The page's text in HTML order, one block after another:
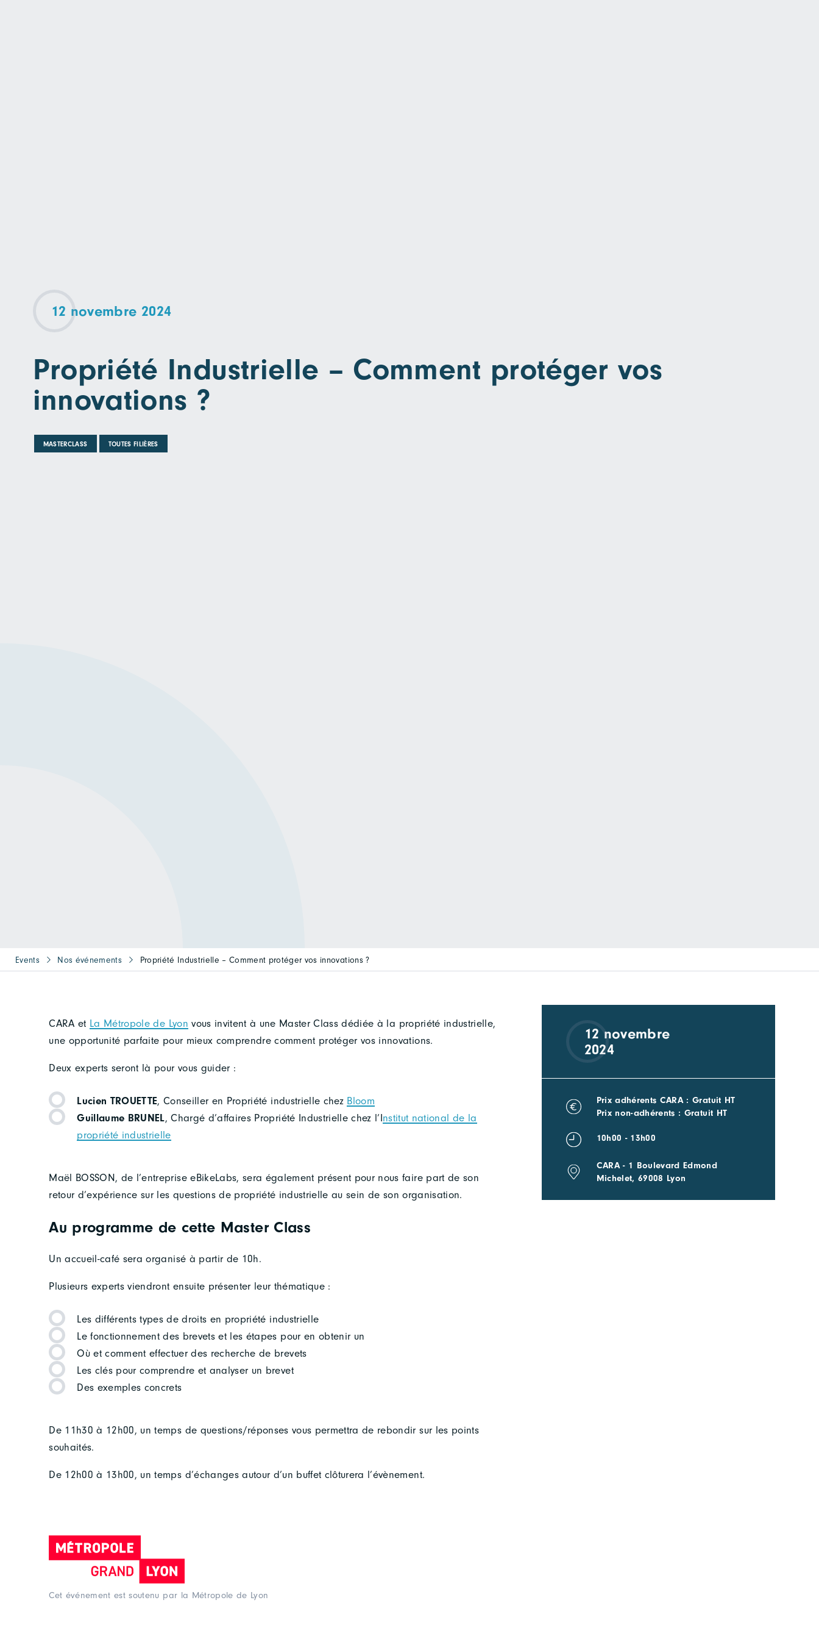
12 novembre 2024
Propriété Industrielle – Comment protéger vos
innovations ?
MASTERCLASS TOUTES FILIÈRES
Events Nos événements Propriété Industrielle – Comment protéger vos innovations ?
CARA et La Métropole de Lyon vous invitent à une Master Class dédiée à la propriété industrielle,
une opportunité parfaite pour mieux comprendre comment protéger vos innovations.
Deux experts seront là pour vous guider :
Lucien TROUETTE, Conseiller en Propriété industrielle chez Bloom
Guillaume BRUNEL, Chargé d’affaires Propriété Industrielle chez l’Institut national de la
propriété industrielle
Maël BOSSON, de l’entreprise eBikeLabs, sera également présent pour nous faire part de son
retour d’expérience sur les questions de propriété industrielle au sein de son organisation.
Au programme de cette Master Class
Un accueil-café sera organisé à partir de 10h.
Plusieurs experts viendront ensuite présenter leur thématique :
Les différents types de droits en propriété industrielle
Le fonctionnement des brevets et les étapes pour en obtenir un
Où et comment effectuer des recherche de brevets
Les clés pour comprendre et analyser un brevet
Des exemples concrets
De 11h30 à 12h00, un temps de questions/réponses vous permettra de rebondir sur les points
souhaités.
De 12h00 à 13h00, un temps d’échanges autour d’un buffet clôturera l’évènement.
Cet événement est soutenu par la Métropole de Lyon
12 novembre
2024
Prix adhérents CARA : Gratuit HT
Prix non-adhérents : Gratuit HT
10h00 - 13h00
CARA - 1 Boulevard Edmond
Michelet, 69008 Lyon